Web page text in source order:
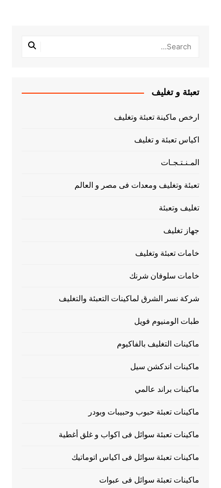
تعبئة و تغليف
ارخص ماكينة تعبئة وتغليف
اكياس تعبئة و تغليف
المـنـتـجـات
تعبئة وتغليف ومعدات فى مصر و العالم
تغليف وتعبئة
جهاز تغليف
خامات تعبئة وتغليف
خامات سلوفان شرنك
شركة نسر الشرق لماكينات التعبئة والتغليف
طبات الومنيوم فويل
ماكينات التغليف بالفاكيوم
ماكينات اندكشن سيل
ماكينات براند عالمي
ماكينات تعبئة حبوب وحبيبات وبودر
ماكينات تعبئة سوائل فى اكواب و غلق أغطية
ماكينات تعبئة سوائل فى اكياس اتوماتيك
ماكينات تعبئة سوائل فى عبوات